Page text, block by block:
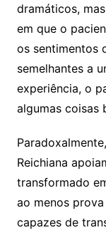
dramáticos,
em que o
os sentimentos
semelhantes a
experiência, o
algumas coisas
Reichiana
transformado
ao menos
capazes de